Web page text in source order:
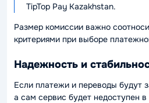
TipTop Pay Kazakhstan.
Размер комиссии важно
критериями при выборе
Надежность и
Если платежи и переводы будут
а сам сервис будет недоступен